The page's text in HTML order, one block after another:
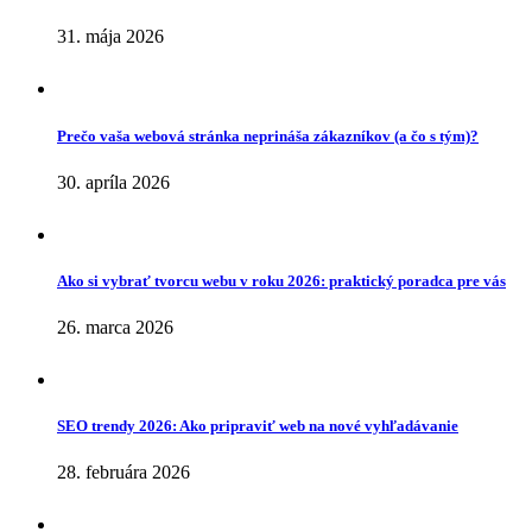
31. mája 2026
Prečo vaša webová stránka neprináša zákazníkov (a čo s tým)?
30. apríla 2026
Ako si vybrať tvorcu webu v roku 2026: praktický poradca pre vás
26. marca 2026
SEO trendy 2026: Ako pripraviť web na nové vyhľadávanie
28. februára 2026